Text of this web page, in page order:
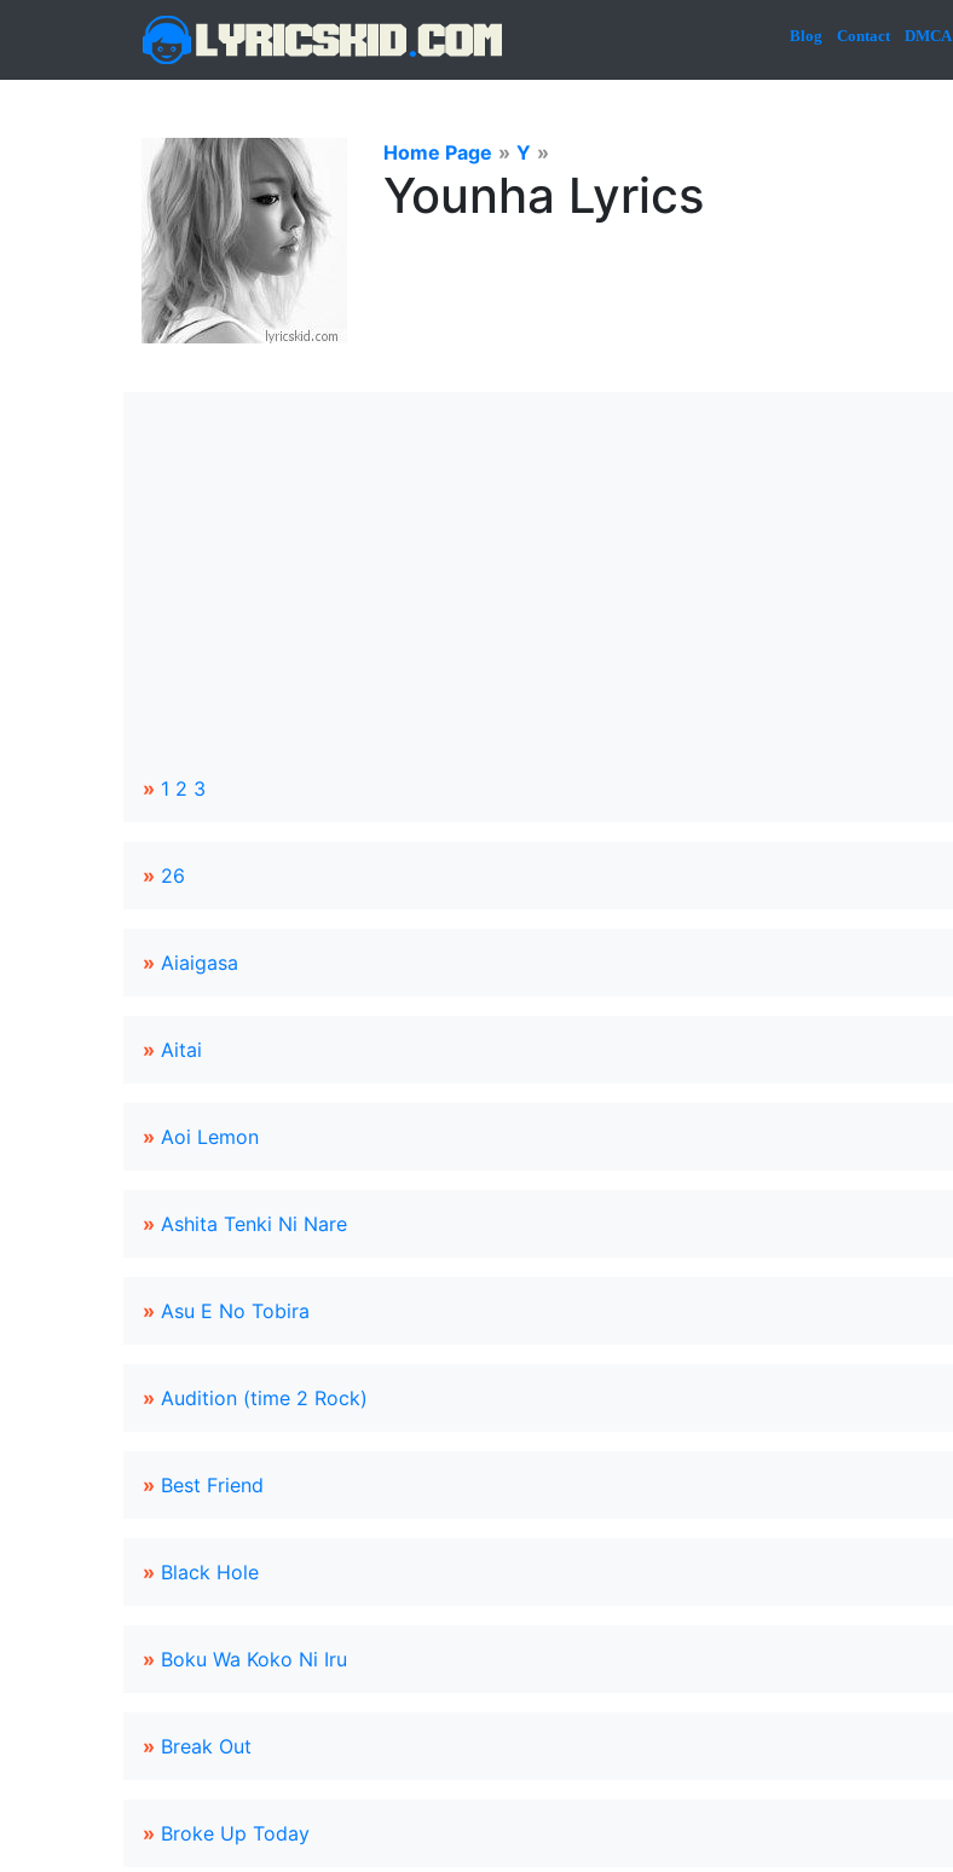
Blog Contact DMCA
Home Page » Y »
Younha Lyrics
» 1 2 3
» 26
» Aiaigasa
» Aitai
» Aoi Lemon
» Ashita Tenki Ni Nare
» Asu E No Tobira
» Audition (time 2 Rock)
» Best Friend
» Black Hole
» Boku Wa Koko Ni Iru
» Break Out
» Broke Up Today